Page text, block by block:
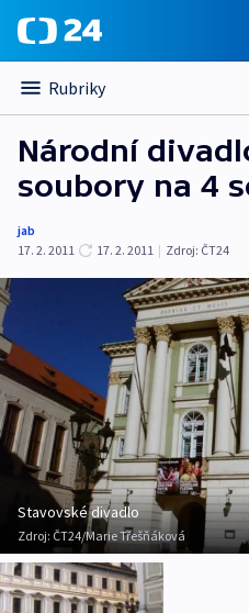
Rubriky
Národní
soubory na 4
jab
17. 2. 2011
17. 2. 2011 | Zdroj: ČT24
Stavovské divadlo
Zdroj: ČT24/Marie Třešňáková